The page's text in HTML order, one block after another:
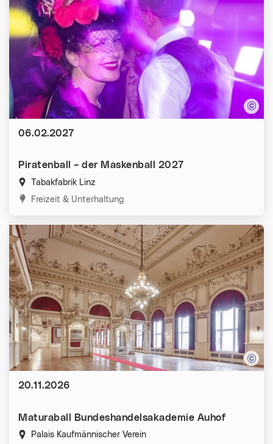
Piratenball – der Maskenball 2027
Tabakfabrik Linz
Kategorien:
Freizeit & Unterhaltung
Datum:
06.02.2027
Maturaball Bundeshandelsakademie Auhof
Palais Kaufmännischer Verein
Datum:
20.11.2026